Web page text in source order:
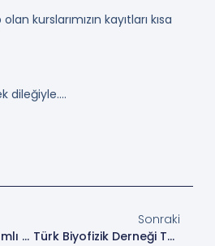
kurslarımızın kayıtları kısa
dileğiyle….
8.Uluslararası Katılımlı Ve 37. Ulusal Biyofizik Kongresi Kapsamında Düzenlenecek Uygulamalı Kurslar Hakkında Bilgilendirme.Duyuru No:2026/94 (24.03.2026)
Sonraki
Türk Biyofizik Derneği Tarafından Hazırlanacak Biyofizik Kitap Yazım Çalışması.Duyuru No:2026/96 (30.03.2026)